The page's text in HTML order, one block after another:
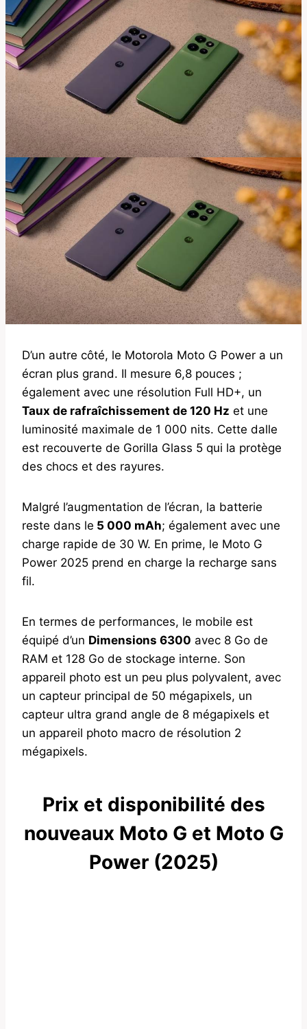
D’un autre côté, le Motorola Moto G Power a un
écran plus grand. Il mesure 6,8 pouces ;
également avec une résolution Full HD+, un
Taux de rafraîchissement de 120 Hz et une
luminosité maximale de 1 000 nits. Cette dalle
est recouverte de Gorilla Glass 5 qui la protège
des chocs et des rayures.
Malgré l’augmentation de l’écran, la batterie
reste dans le 5 000 mAh; également avec une
charge rapide de 30 W. En prime, le Moto G
Power 2025 prend en charge la recharge sans
fil.
En termes de performances, le mobile est
équipé d’un Dimensions 6300 avec 8 Go de
RAM et 128 Go de stockage interne. Son
appareil photo est un peu plus polyvalent, avec
un capteur principal de 50 mégapixels, un
capteur ultra grand angle de 8 mégapixels et
un appareil photo macro de résolution 2
mégapixels.
Prix ​​et disponibilité des
nouveaux Moto G et Moto G
Power (2025)